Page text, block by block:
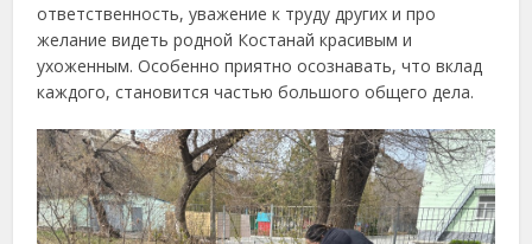
ответственность, уважение к труду других и про
желание видеть родной Костанай красивым и
ухоженным. Особенно приятно осознавать, что вклад
каждого, становится частью большого общего дела.